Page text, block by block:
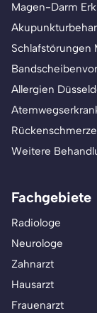
Magen-Darm
Schlafstörungen
Allergien
Weitere
Fachgebiete
Radiologe
Neurologe
Zahnarzt
Hausarzt
Frauenarzt